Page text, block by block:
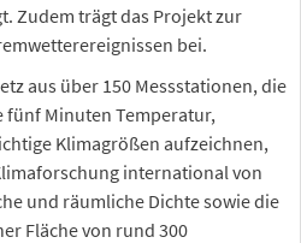
Zudem trägt das Projekt zur
bei.
aus über 150 Messstationen, die
Minuten Temperatur,
Klimagrößen aufzeichnen,
international von
und räumliche Dichte sowie die
Fläche von rund 300